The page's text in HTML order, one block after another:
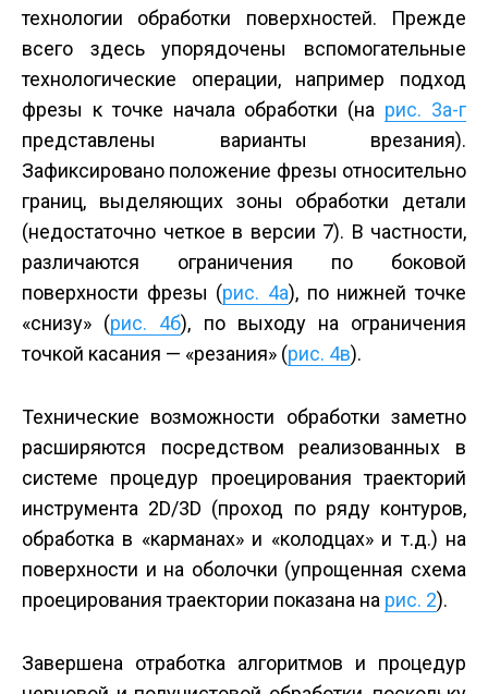
технологии обработки поверхностей. Прежде
всего здесь упорядочены вспомогательные
технологические операции, например подход
фрезы к точке начала обработки (на рис. 3а-г
представлены варианты врезания).
Зафиксировано положение фрезы относительно
границ, выделяющих зоны обработки детали
(недостаточно четкое в версии 7). В частности,
различаются ограничения по боковой
поверхности фрезы (рис. 4а), по нижней точке
«снизу» (рис. 4б), по выходу на ограничения
точкой касания — «резания» (рис. 4в).
Технические возможности обработки заметно
расширяются посредством реализованных в
системе процедур проецирования траекторий
инструмента 2D/3D (проход по ряду контуров,
обработка в «карманах» и «колодцах» и т.д.) на
поверхности и на оболочки (упрощенная схема
проецирования траектории показана на рис. 2).
Завершена отработка алгоритмов и процедур